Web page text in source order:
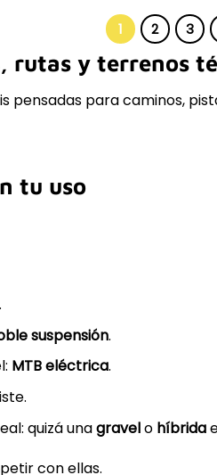
1 2 3
rutas y terrenos
pensadas para caminos,
tu uso
.
suspensión.
MTB eléctrica.
quizá unagravelo híbrida
con ellas.